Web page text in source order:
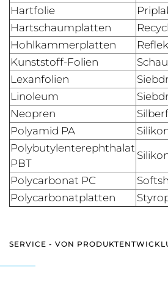
Hartfolie
Hartschaumplatten
Hohlkammerplatten
Kunststoff-Folien
Lexanfolien
Linoleum
Neopren
Polyamid PA
Polybutylenterephthalat
PBT
Polycarbonat PC
Polycarbonatplatten
SERVICE - VON